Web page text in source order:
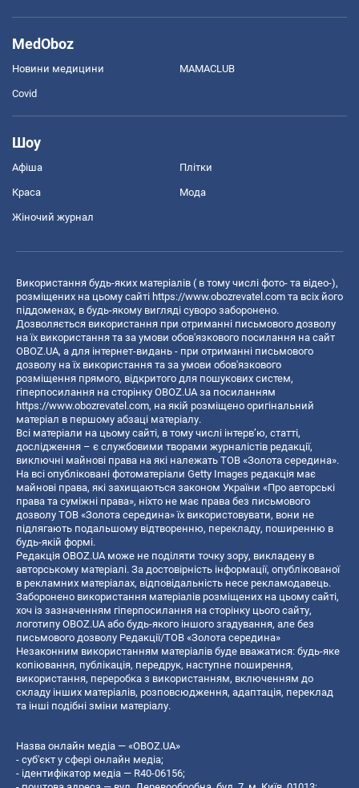
MedOboz
Новини медицини MAMACLUB
Covid
Шоу
Афіша Плітки
Краса Мода
Жіночий журнал
Використання будь-яких матеріалів ( в тому числі фото- та відео-),
розміщених на цьому сайті https://www.obozrevatel.com та всіх його
піддоменах, в будь-якому вигляді суворо заборонено.
Дозволяється використання при отриманні письмового дозволу
на їх використання та за умови обов'язкового посилання на сайт
OBOZ.UA, а для інтернет-видань - при отриманні письмового
дозволу на їх використання та за умови обов'язкового
розміщення прямого, відкритого для пошукових систем,
гіперпосилання на сторінку OBOZ.UA за посиланням
https://www.obozrevatel.com, на якій розміщено оригінальний
матеріал в першому абзаці матеріалу.
Всі матеріали на цьому сайті, в тому числі інтерв’ю, статті,
дослідження – є службовими творами журналістів редакції,
виключні майнові права на які належать ТОВ «Золота середина».
На всі опубліковані фотоматеріали Getty Images редакція має
майнові права, які захищаються законом України «Про авторські
права та суміжні права», ніхто не має права без письмового
дозволу ТОВ «Золота середина» їх використовувати, вони не
підлягають подальшому відтворенню, перекладу, поширенню в
будь-якій формі.
Редакція OBOZ.UA може не поділяти точку зору, викладену в
авторському матеріалі. За достовірність інформації, опублікованої
в рекламних матеріалах, відповідальність несе рекламодавець.
Заборонено використання матеріалів розміщених на цьому сайті,
хоч із зазначенням гіперпосилання на сторінку цього сайту,
логотипу OBOZ.UA або будь-якого іншого згадування, але без
письмового дозволу Редакції/ТОВ «Золота середина»
Незаконним використанням матеріалів буде вважатися: будь-яке
копiювання, публiкацiя, передрук, наступне поширення,
використання, переробка з використанням, включенням до
складу інших матеріалів, розповсюдження, адаптація, переклад
та інші подібні зміни матеріалу.
Назва онлайн медіа — «OBOZ.UA»
- суб'єкт у сфері онлайн медіа;
- ідентифікатор медіа — R40-06156;